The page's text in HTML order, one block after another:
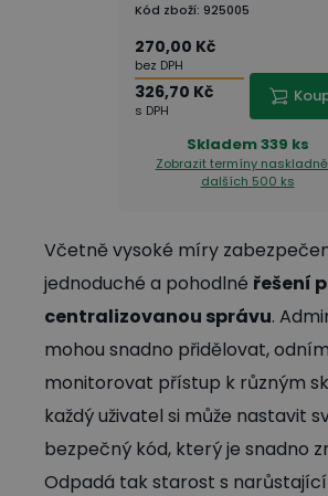
Kód zboží: 925005
270,00 Kč
bez DPH
326,70 Kč
s DPH
Skladem339 ks
Zobrazit termíny
dalších 500 ks
Včetně vysoké míry
jednoduché a pohodlné řešení
centralizovanou správu.
mohou snadno přidělovat,
monitorovat přístup k různým
každý uživatel si může nastavit
bezpečný kód, který je snadno
Odpadá tak starost s